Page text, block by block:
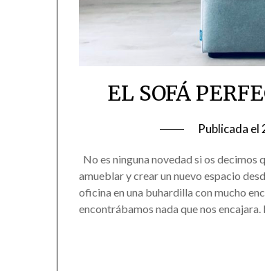
EL SOFÁ
Publicada el
No es ninguna novedad si os decimos
amueblar y crear un nuevo espacio
oficina en una buhardilla con mucho
encontrábamos nada que nos